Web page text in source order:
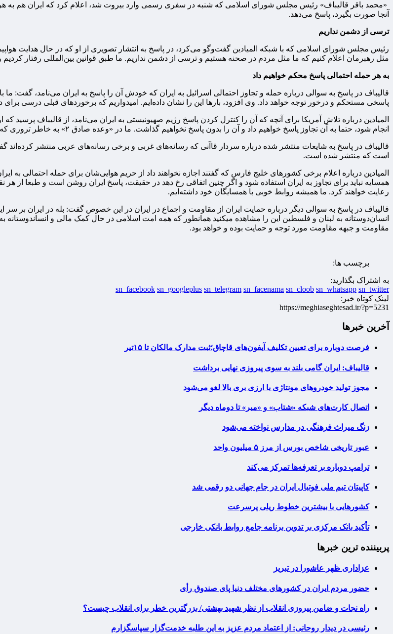
«محمد باقر قالیباف» رئیس مجلس شورای اسلامی که شنبه در سفری رسمی وارد بیروت شد، اعلام کرد که ایران هم به
آنجا صورت بگیرد، پاسخ می‌دهد.
ترسی از دشمن نداریم
رئیس مجلس شورای اسلامی که با شبکه المیادین گفت‌وگو می‌کرد، در پاسخ به انتشار تصویری از او که در حال هدایت
مثل رهبرمان اعلام کنیم که ما مثل مردم در صحنه هستیم و ترسی از دشمن نداریم. ما طبق قوانین بین‌المللی رفتار
به هر حمله احتمالی پاسخ محکم خواهیم داد
قالیباف در پاسخ به سوالی درباره حمله و تجاوز احتمالی اسرائیل به ایران که خودش آن را پاسخ به ایران می‌نامد، گفت:
پاسخی مستحکم و درخور توجه خواهد داد. وی افزود، بارها این را نشان داده‌ایم. امیدواریم که برخوردهای قبلی درسی برای
المیادین درباره تلاش آمریکا برای آنچه که آن را کنترل کردن پاسخ رژیم صهیونیستی به ایران می‌نامد، از قالیباف
انجام شود،‌ حتما به آن تجاوز پاسخ خواهیم داد و آن را بدون پاسخ نخواهیم گذاشت. ما در «وعده صادق ۲» به خاطر تروری که انجام دادند، فقط مراکز نظامی و تروریستی آنان را زدیم.
قالیباف در پاسخ به شایعات منتشر شده درباره سردار قاآنی که رسانه‌های غربی و برخی رسانه‌های عربی منتشر کرده‌اند
است که منتشر شده است.
المیادین درباره اعلام برخی کشورهای خلیج فارس که گفتند اجازه نخواهند داد از حریم هوایی‌شان برای حمله احتمالی به
همسایه نباید برای تجاوز به ایران استفاده شود و اگر چنین اتفاقی رخ دهد در حقیقت، پاسخ ایران روشن است و طبعا از هر
رعایت خواهند کرد. ما همیشه روابط خوبی با همسایگان خود داشته‌ایم.
قالیباف در پاسخ به سوالی دیگر درباره حمایت ایران از مقاومت و اجماع در ایران در این خصوص گفت: بله در ایران بر سر
انسان‌دوستانه به لبنان و فلسطین این را مشاهده میکنید همانطور که همه امت اسلامی در حال کمک مالی و
مقاومت و جبهه مقاومت مورد توجه و حمایت بوده و خواهد بود.
برچسب ها:
به اشتراک بگذارید:
sn_facebook sn_googleplus sn_telegram sn_facenama sn_cloob sn_whatsapp sn_twitter
لینک کوتاه خبر:
https://meghiaseghtesad.ir/?p=5231
آخرین خبرها
فرصت دوباره برای تعیین تکلیف آیفون‌های قاچاق؛ثبت مدارک مالکان تا ۱۵تیر
قالیباف: ایران گامی بلند به سوی پیروزی نهایی برداشت
مجوز تولید خودروهای مونتاژی‌ با ارزی بری بالا لغو می‌شود
اتصال کارت‌های شبکه «شتاب» و «میر» تا دوماه دیگر
زنگ میراث فرهنگی در مدارس نواخته می‌شود
عبور تاریخی شاخص بورس از مرز ۵ میلیون واحد
ترامپ دوباره بر تعرفه‌ها تمرکز می‌کند
کاپیتان تیم ملی فوتبال ایران در جام جهانی دو رقمی شد
کشورهایی با بیشترین خطوط ریلی پرسرعت
تأکید بانک مرکزی بر تدوین برنامه جامع روابط بانکی خارجی
پربیننده ترین خبرها
عزاداری ظهر عاشورا در تبریز
حضور مردم ایران در کشورهای مختلف دنیا پای صندوق رأی
راه نجات و ضامن پیروزی انقلاب از نظر شهید بهشتی/ بزرگترین خطر برای انقلاب چیست؟
رئیسی در دیدار روحانی: از اعتماد مردم عزیز به این طلبه خدمت‌گزار سپاسگزارم